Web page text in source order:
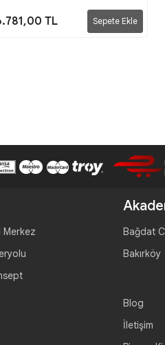
TL Sepete Ekle
Merkez
Bağdat
Bakırköy
Blog
İletişim